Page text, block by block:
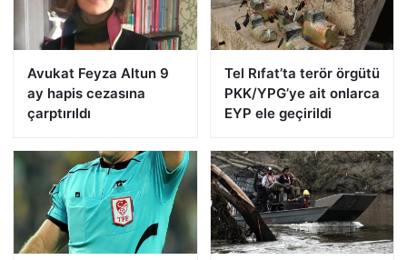
Avukat Feyza Altun 9
ay hapis cezasına
çarptırıldı
Tel Rıfat’ta terör örgütü
PKK/YPG’ye ait onlarca
EYP ele geçirildi